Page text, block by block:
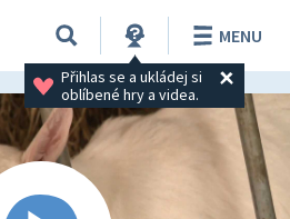
Přihlas se a ukládej si
oblíbené hry a videa.
MENU